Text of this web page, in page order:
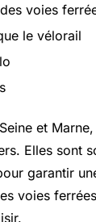
voies
le vélorail
et
Elles sont
garantir
voies